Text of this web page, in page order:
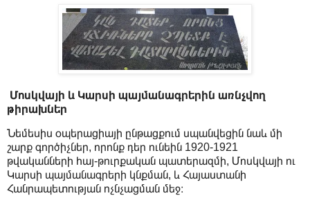
Մոսկվայի և Կարսի պայմանագրերին առնչվող
թիրախներ
Նեմեսիս օպերացիայի ընթացքում սպանվեցին նաև մի
շարք գործիչներ, որոնք դեր ունեին 1920-1921
թվականների հայ-թուրքական պատերազմի, Մոսկվայի ու
Կարսի պայմանագրերի կնքման, և Հայաստանի
Հանրապետության ոչնչացման մեջ։